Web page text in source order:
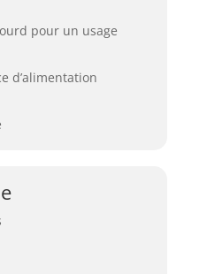
capacité à fournir
une énergie
fait de cet outil un
performances
pour un usage
d’alimentation